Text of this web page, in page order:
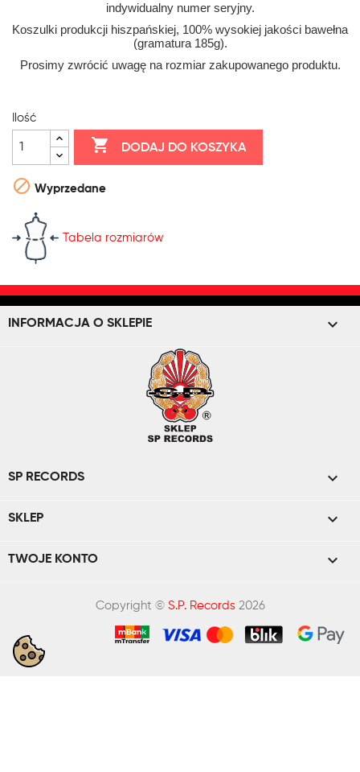
indywidualny numer seryjny.
Koszulki produkcji hiszpańskiej, 100% wysokiej jakości bawełna
(gramatura 185g).
Prosimy zwrócić uwagę na rozmiar zakupowanego produktu.
Ilość
 DODAJ DO KOSZYKA
 Wyprzedane
Tabela rozmiarów
INFORMACJA O SKLEPIE keyboard_arrow_down
SP RECORDS 
SKLEP 
TWOJE KONTO 
Copyright © S.P. Records2026